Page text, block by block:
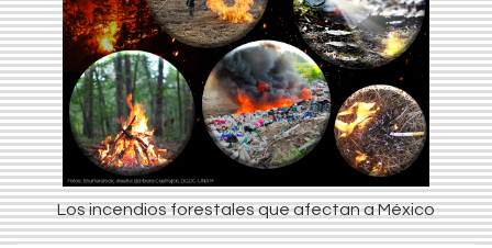
Los incendios forestales que afectan a México